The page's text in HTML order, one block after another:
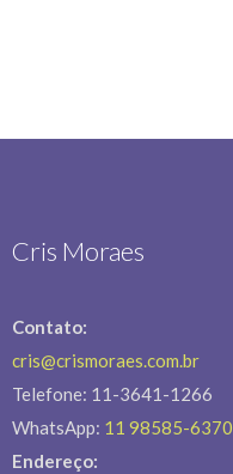
Cris Moraes
Contato:
cris@crismoraes.com.br
Telefone: 11-3641-1266
WhatsApp: 11 98585-6370
Endereço: